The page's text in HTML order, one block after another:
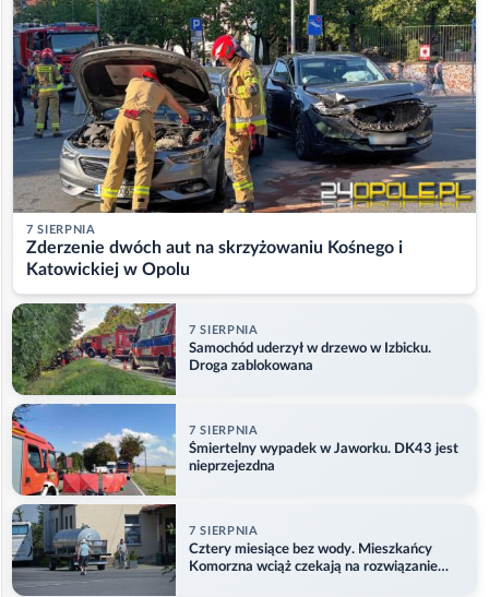
7 SIERPNIA
Zderzenie dwóch aut na skrzyżowaniu Kośnego i
Katowickiej w Opolu
7 SIERPNIA
Samochód uderzył w drzewo w Izbicku.
Droga zablokowana
7 SIERPNIA
Śmiertelny wypadek w Jaworku. DK43 jest
nieprzejezdna
7 SIERPNIA
Cztery miesiące bez wody. Mieszkańcy
Komorzna wciąż czekają na rozwiązanie